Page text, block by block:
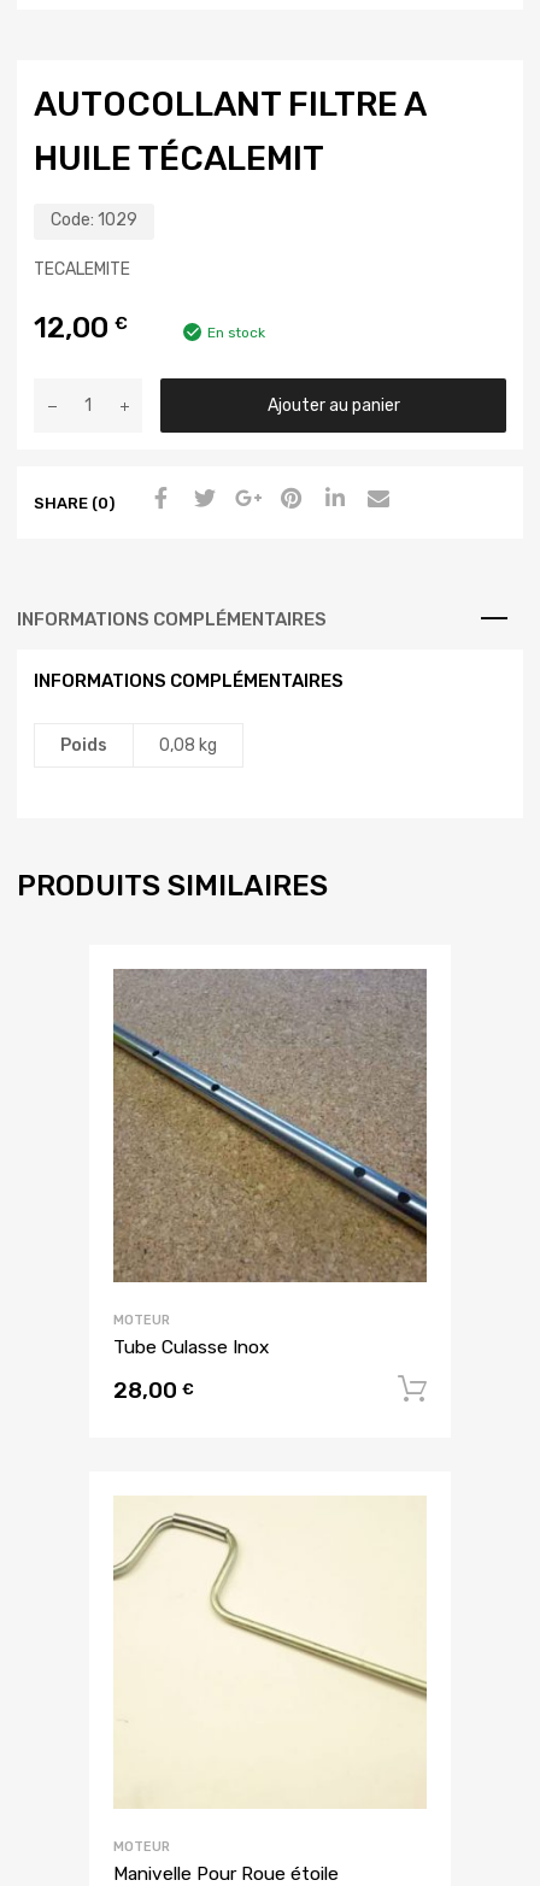
AUTOCOLLANT FILTRE A
HUILE TÉCALEMIT
Code: 1029
TECALEMITE
12,00 € En stock
Ajouter au panier
SHARE (0)
INFORMATIONS COMPLÉMENTAIRES
INFORMATIONS COMPLÉMENTAIRES
Poids 0,08 kg
PRODUITS SIMILAIRES
MOTEUR
Tube Culasse Inox
28,00 €
MOTEUR
Manivelle Pour Roue étoile